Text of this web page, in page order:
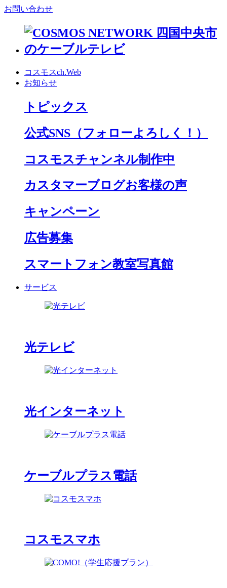
お問い合わせ
コスモスch.Web
お知らせ
トピックス
公式SNS （フォローよろしく！）
コスモスチャンネル制作中
カスタマーブログお客様の声
キャンペーン
広告募集
スマートフォン教室写真館
サービス
光テレビ
光インターネット
ケーブルプラス電話
コスモスマホ